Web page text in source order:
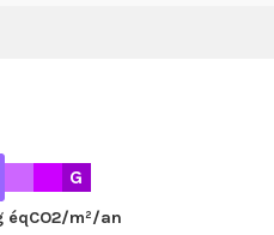
éqCO2/m²/an
G